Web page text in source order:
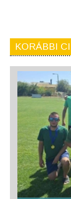
KORÁBBI